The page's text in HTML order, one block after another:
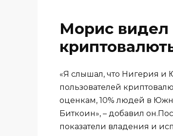
Морис видел
«Я слышал, что Нигерия и
пользователей
оценкам, 10% людей в
Биткоин», – добавил
показатели владения и